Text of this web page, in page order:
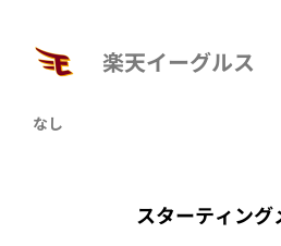
楽天イーグルス
なし
スターティング